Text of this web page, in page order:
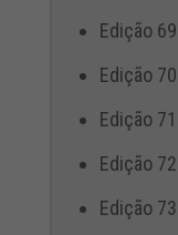
Edição 69
Edição 70
Edição 71
Edição 72
Edição 73